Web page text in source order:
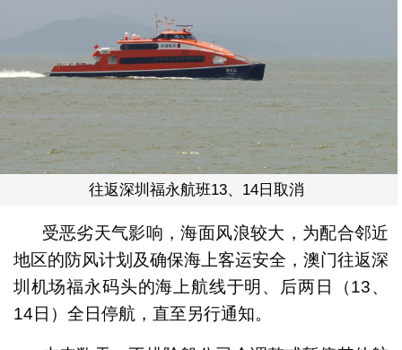
往返深圳福永航班13、14日取消
受恶劣天气影响，海面风浪较大，为配合邻近
地区的防风计划及确保海上客运安全，澳门往返深
圳机场福永码头的海上航线于明、后两日（13、
14日）全日停航，直至另行通知。